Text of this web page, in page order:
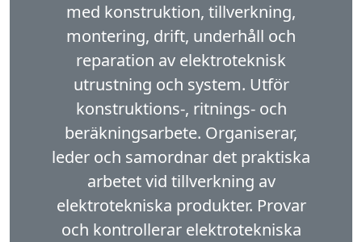
med konstruktion, tillverkning,
montering, drift, underhåll och
reparation av elektroteknisk
utrustning och system. Utför
konstruktions-, ritnings- och
beräkningsarbete. Organiserar,
leder och samordnar det praktiska
arbetet vid tillverkning av
elektrotekniska produkter. Provar
och kontrollerar elektrotekniska